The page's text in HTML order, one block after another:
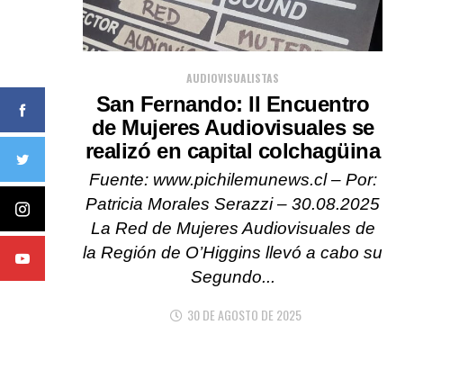
AUDIOVISUALISTAS
San Fernando: II Encuentro
de Mujeres Audiovisuales se
realizó en capital colchagüina
Fuente: www.pichilemunews.cl – Por:
Patricia Morales Serazzi – 30.08.2025
La Red de Mujeres Audiovisuales de
la Región de O’Higgins llevó a cabo su
Segundo...
30 DE AGOSTO DE 2025